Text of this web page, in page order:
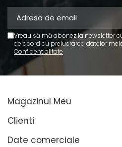
Vreau să mă abonez la newsletter
de acord cu prelucrarea datelor
Confidentialitate
Magazinul Meu
Clienti
Date comerciale